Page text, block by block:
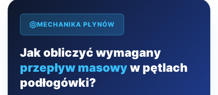
MECHANIKA PŁYNÓW
Jak obliczyć wymagany
przepływ masowyw pętlach
podłogówki?